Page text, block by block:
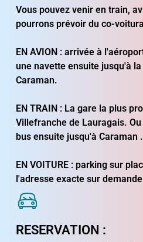
Vous pouvez venir en train,
pourrons prévoir du co-
EN AVION : arrivée à
une navette ensuite jusqu'à
Caraman.
EN TRAIN : La gare la plus
Villefranche de Lauragais.
bus ensuite jusqu'à Caraman .
EN VOITURE : parking sur
l'adresse exacte sur
RESERVATION :